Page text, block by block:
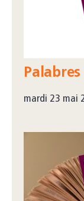
mardi 23 mai